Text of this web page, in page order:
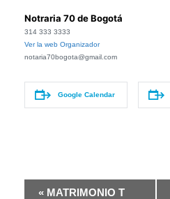
Notraria 70 de Bogotá
314 333 3333
Ver la web Organizador
notaria70bogota@gmail.com
Google Calendar
« MATRIMONIO T